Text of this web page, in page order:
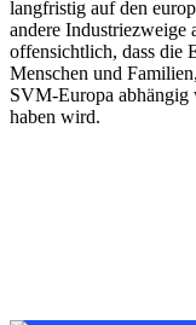
langfristig auf den
andere Industriezweige
offensichtlich, dass die
Menschen und
SVM-Europa abhängig
haben wird.